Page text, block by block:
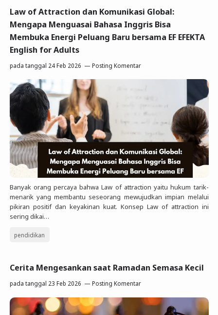
Law of Attraction dan Komunikasi Global:
Mengapa Menguasai Bahasa Inggris Bisa
Membuka Energi Peluang Baru bersama EF EFEKTA
English for Adults
pada tanggal 24 Feb 2026 Posting Komentar
Banyak orang percaya bahwa Law of attraction yaitu hukum tarik-
menarik yang membantu seseorang mewujudkan impian melalui
pikiran positif dan keyakinan kuat. Konsep Law of attraction ini
sering dikai…
pendidikan
Cerita Mengesankan saat Ramadan Semasa Kecil
pada tanggal 23 Feb 2026 Posting Komentar